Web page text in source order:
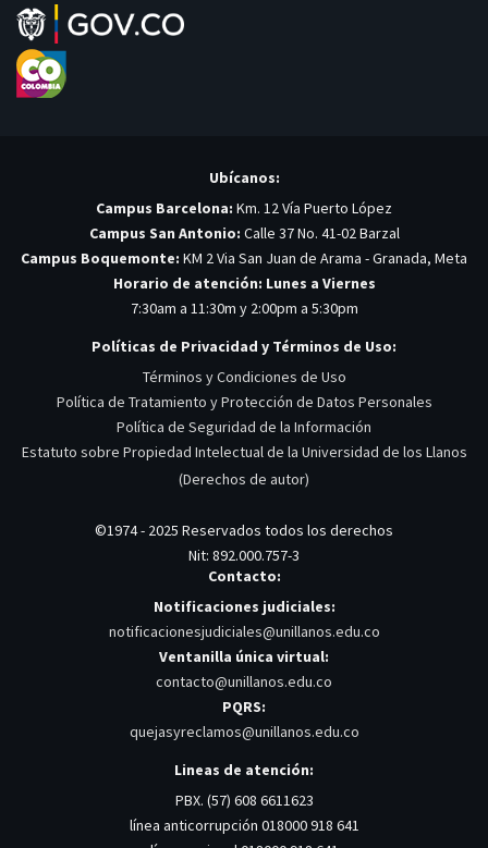
Ubícanos:
Campus Barcelona: Km. 12 Vía Puerto López
Campus San Antonio: Calle 37 No. 41-02 Barzal
Campus Boquemonte: KM 2 Via San Juan de Arama - Granada, Meta
Horario de atención: Lunes a Viernes
7:30am a 11:30m y 2:00pm a 5:30pm
Políticas de Privacidad y Términos de Uso:
Términos y Condiciones de Uso
Política de Tratamiento y Protección de Datos Personales
Política de Seguridad de la Información
Estatuto sobre Propiedad Intelectual de la Universidad de los Llanos
(Derechos de autor)
©1974 - 2025 Reservados todos los derechos
Nit: 892.000.757-3
Contacto:
Notificaciones judiciales:
notificacionesjudiciales@unillanos.edu.co
Ventanilla única virtual:
contacto@unillanos.edu.co
PQRS:
quejasyreclamos@unillanos.edu.co
Lineas de atención:
PBX. (57) 608 6611623
línea anticorrupción 018000 918 641